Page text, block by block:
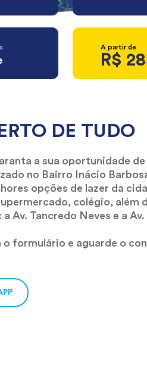
A partir de
R$
DE TUDO
a sua oportunidade
no Bairro Inácio
opções de lazer da
colégio, além
Av. Tancredo Neves e a
o formulário e aguarde o